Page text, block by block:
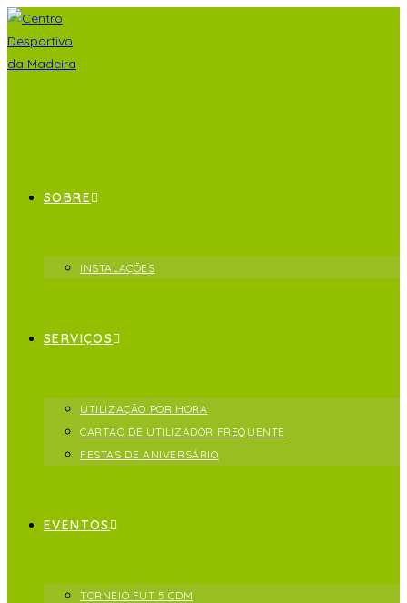
SOBRE
INSTALAÇÕES
SERVIÇOS
UTILIZAÇÃO POR HORA
CARTÃO DE UTILIZADOR FREQUENTE
FESTAS DE ANIVERSÁRIO
EVENTOS
TORNEIO FUT 5 CDM